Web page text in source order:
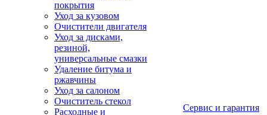
покрытия
Уход за кузовом
Очистители двигателя
Уход за дисками,
резиной,
универсальные смазки
Удаление битума и
ржавчины
Уход за салоном
Очиститель стекол
Расходные и
Сервис и гарантия